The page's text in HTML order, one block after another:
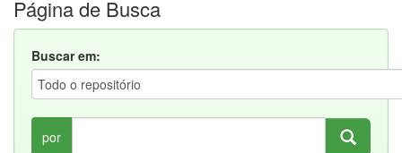
Página de Busca
Buscar em:
por